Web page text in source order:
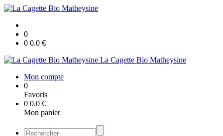
0
0 0.0 €
La Cagette Bio Matheysine
Mon compte
0
Favoris
0 0.0 €
Mon panier